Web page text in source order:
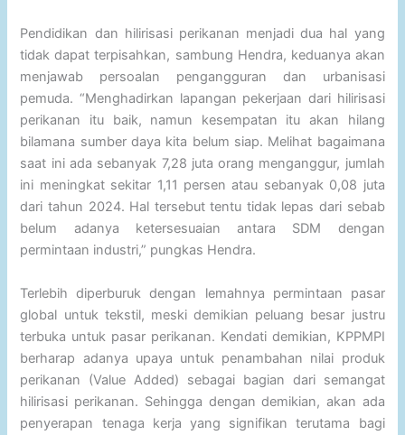
Pendidikan dan hilirisasi perikanan menjadi dua hal yang
tidak dapat terpisahkan, sambung Hendra, keduanya akan
menjawab persoalan pengangguran dan urbanisasi
pemuda. “Menghadirkan lapangan pekerjaan dari hilirisasi
perikanan itu baik, namun kesempatan itu akan hilang
bilamana sumber daya kita belum siap. Melihat bagaimana
saat ini ada sebanyak 7,28 juta orang menganggur, jumlah
ini meningkat sekitar 1,11 persen atau sebanyak 0,08 juta
dari tahun 2024. Hal tersebut tentu tidak lepas dari sebab
belum adanya ketersesuaian antara SDM dengan
permintaan industri,” pungkas Hendra.
Terlebih diperburuk dengan lemahnya permintaan pasar
global untuk tekstil, meski demikian peluang besar justru
terbuka untuk pasar perikanan. Kendati demikian, KPPMPI
berharap adanya upaya untuk penambahan nilai produk
perikanan (Value Added) sebagai bagian dari semangat
hilirisasi perikanan. Sehingga dengan demikian, akan ada
penyerapan tenaga kerja yang signifikan terutama bagi